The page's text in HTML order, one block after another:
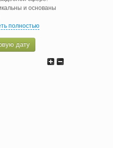
и основаны
полностью
дату